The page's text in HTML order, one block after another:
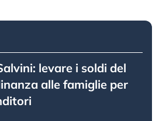
levare i soldi del
alle famiglie per